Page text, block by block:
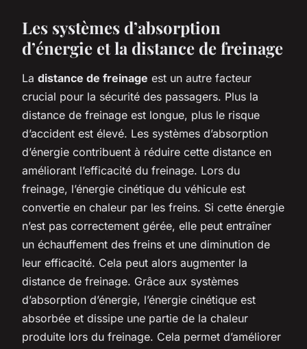
Les systèmes d’absorption
d’énergie et la distance de freinage
La distance de freinage est un autre facteur
crucial pour la sécurité des passagers. Plus la
distance de freinage est longue, plus le risque
d’accident est élevé. Les systèmes d’absorption
d’énergie contribuent à réduire cette distance en
améliorant l’efficacité du freinage. Lors du
freinage, l’énergie cinétique du véhicule est
convertie en chaleur par les freins. Si cette énergie
n’est pas correctement gérée, elle peut entraîner
un échauffement des freins et une diminution de
leur efficacité. Cela peut alors augmenter la
distance de freinage. Grâce aux systèmes
d’absorption d’énergie, l’énergie cinétique est
absorbée et dissipe une partie de la chaleur
produite lors du freinage. Cela permet d’améliorer